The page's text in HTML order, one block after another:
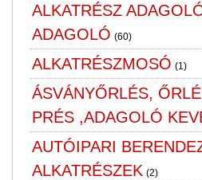
ALKATRÉSZ
ADAGOLÓ (60)
ALKATRÉSZMOSÓ (1)
ÁSVÁNYŐRLÉS,
PRÉS ,ADAGOLÓ
AUTÓIPARI
ALKATRÉSZEK (2)